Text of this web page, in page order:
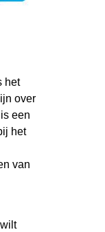
het
over
een
het
van